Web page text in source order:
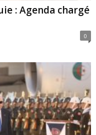
: Agenda chargé
0